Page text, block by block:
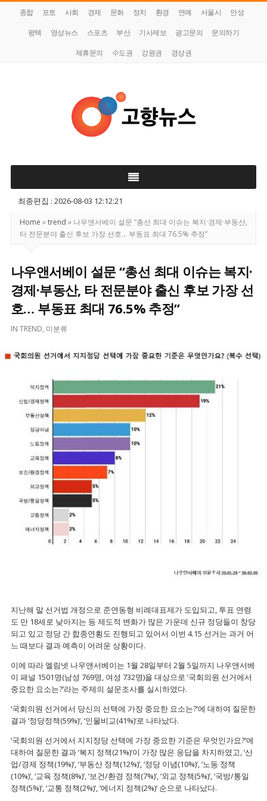
종합 포토 사회 경제 문화 정치 환경 연예 서울시
안성
평택
영상뉴스 스포츠 부산 기사제보 광고문의
문의하기
제휴문의
수도권 강원권 경상권
향
스최종편집 : 2026-08-03 12:12:21
Home »trend » 나우앤서베이 설문 “총선 최대 이슈는 복지·경제·부동산,
타 전문분야 출신 후보 가장 선호… 부동표 최대 76.5% 추정”
나우앤서베이 설문 “총선 최대 이슈는 복지·
경제·부동산, 타 전문분야 출신 후보 가장 선
호… 부동표 최대 76.5% 추정”
IN TREND, 미분류
지난해 말 선거법 개정으로 준연동형 비례대표제가 도입되고, 투표 연령
도 만 18세로 낮아지는 등 제도적 변화가 많은 가운데 신규 정당들이 창당
되고 있고 정당 간 합종연횡도 진행되고 있어서 이번 4.15 선거는 과거 어
느 때보다 결과 예측이 어려운 상황이다.
이에 따라 엘림넷 나우앤서베이는 1월 28일부터 2월 5일까지 나우앤서베
이 패널 1501명(남성 769명, 여성 732명)을 대상으로 ‘국회의원 선거에서
중요한 요소는?’라는 주제의 설문조사를 실시하였다.
‘국회의원 선거에서 당신의 선택에 가장 중요한 요소는?’에 대하여 질문한
결과 ‘정당정책(59%)’, ‘인물비교(41%)’로 나타났다.
‘국회의원 선거에서 지지정당 선택에 가장 중요한 기준은 무엇인가요?’에
대하여 질문한 결과 ‘복지 정책(21%)’이 가장 많은 응답을 차지하였고, ‘산
업/경제 정책(19%)’, ‘부동산 정책(12%)’, ‘정당 이념(10%)’, ‘노동 정책
(10%)’, ‘교육 정책(8%)’, ‘보건/환경 정책(7%)’, ‘외교 정책(5%)’, ‘국방/통일
정책(5%)’, ‘교통 정책(2%)’, ‘에너지 정책(2%)’ 순으로 나타났다.